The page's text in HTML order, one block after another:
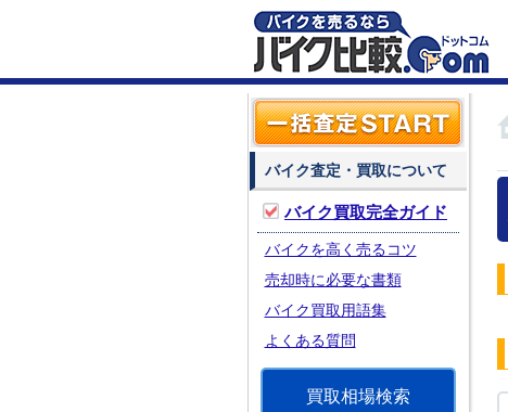
バイク査定・買取について
バイク買取完全ガイド
バイクを高く売るコツ
売却時に必要な書類
バイク買取用語集
よくある質問
買取相場検索